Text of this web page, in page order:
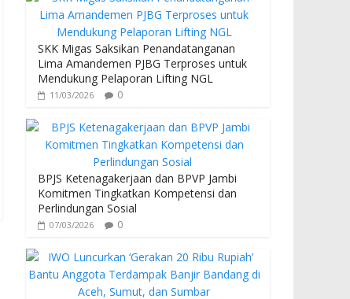
SKK Migas Saksikan Penandatanganan
Lima Amandemen PJBG Terproses untuk
Mendukung Pelaporan Lifting NGL
11/03/2026 0
BPJS Ketenagakerjaan dan BPVP Jambi
Komitmen Tingkatkan Kompetensi dan
Perlindungan Sosial
07/03/2026 0